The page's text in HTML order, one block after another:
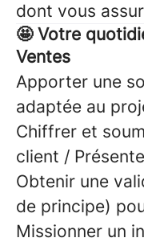
dont vous
🤩 Votre
Ventes
Apporter une
adaptée au
Chiffrer et
client /
Obtenir une
de principe)
Missionner un